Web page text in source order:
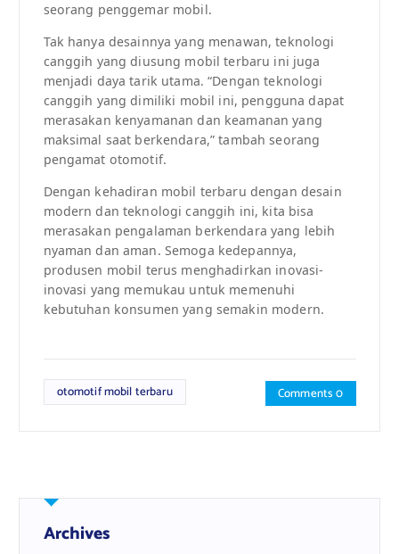
seorang penggemar mobil.
Tak hanya desainnya yang menawan, teknologi
canggih yang diusung mobil terbaru ini juga
menjadi daya tarik utama. “Dengan teknologi
canggih yang dimiliki mobil ini, pengguna dapat
merasakan kenyamanan dan keamanan yang
maksimal saat berkendara,” tambah seorang
pengamat otomotif.
Dengan kehadiran mobil terbaru dengan desain
modern dan teknologi canggih ini, kita bisa
merasakan pengalaman berkendara yang lebih
nyaman dan aman. Semoga kedepannya,
produsen mobil terus menghadirkan inovasi-
inovasi yang memukau untuk memenuhi
kebutuhan konsumen yang semakin modern.
otomotif mobil terbaru Comments 0
Archives